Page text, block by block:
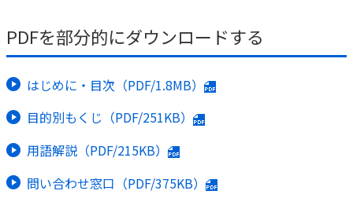
マイページでできること
ログイン
資料請求
保険の探し方のポイント
これからのライフイベントでかかる費用とは？
保険
お金
子育て
ライフプラン
ご挨拶
会社概要
財務情報
株主・投資家のみなさまへ
採用情報
サステナビリティ
株主・投資家のみなさまへ
English
PDFを部分的にダウンロードする
はじめに・目次（PDF/1.8MB）
目的別もくじ（PDF/251KB）
用語解説（PDF/215KB）
問い合わせ窓口（PDF/375KB）